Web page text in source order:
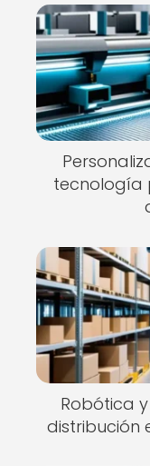
tecnología
Robótica
distribución